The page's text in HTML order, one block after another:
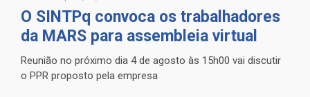
O SINTPq convoca os trabalhadores
da MARS para assembleia virtual
Reunião no próximo dia 4 de agosto às 15h00 vai discutir
o PPR proposto pela empresa